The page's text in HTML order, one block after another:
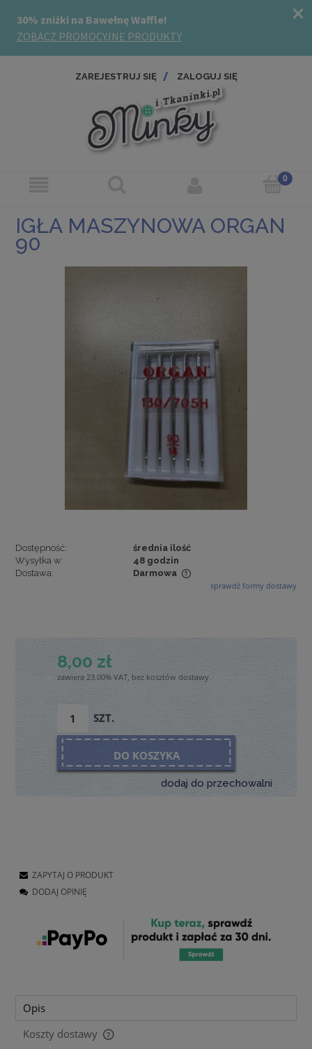
ZAREJESTRUJ SIĘ ZALOGUJ SIĘ
IGŁA MASZYNOWA ORGAN
90
Dostępność:
średnia ilość
Wysyłka w:
48 godzin
Dostawa:
Darmowa
Cena nie zawiera ewentualnych kosztów płatności
sprawdź formy dostawy
8,00 zł
zawiera 23.00% VAT, bez kosztów dostawy
SZT.
DO KOSZYKA
dodaj do przechowalni
ZAPYTAJ O PRODUKT
DODAJ OPINIĘ
Opis
Koszty dostawy
Cena nie zawiera ewentualnych kosztów płatności